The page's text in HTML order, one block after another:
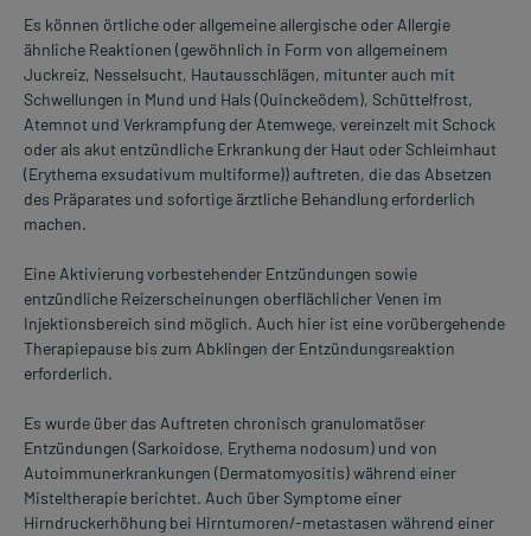
Es können örtliche oder allgemeine allergische oder Allergie
ähnliche Reaktionen (gewöhnlich in Form von allgemeinem
Juckreiz, Nesselsucht, Hautausschlägen, mitunter auch mit
Schwellungen in Mund und Hals (Quinckeödem), Schüttelfrost,
Atemnot und Verkrampfung der Atemwege, vereinzelt mit Schock
oder als akut entzündliche Erkrankung der Haut oder Schleimhaut
(Erythema exsudativum multiforme)) auftreten, die das Absetzen
des Präparates und sofortige ärztliche Behandlung erforderlich
machen.
Eine Aktivierung vorbestehender Entzündungen sowie
entzündliche Reizerscheinungen oberflächlicher Venen im
Injektionsbereich sind möglich. Auch hier ist eine vorübergehende
Therapiepause bis zum Abklingen der Entzündungsreaktion
erforderlich.
Es wurde über das Auftreten chronisch granulomatöser
Entzündungen (Sarkoidose, Erythema nodosum) und von
Autoimmunerkrankungen (Dermatomyositis) während einer
Misteltherapie berichtet. Auch über Symptome einer
Hirndruckerhöhung bei Hirntumoren/-metastasen während einer